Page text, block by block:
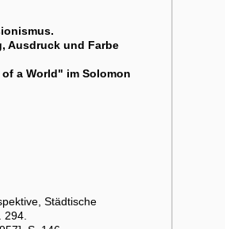
Ausdruck und Farbe
a World" im Solomon
Städtische
294.